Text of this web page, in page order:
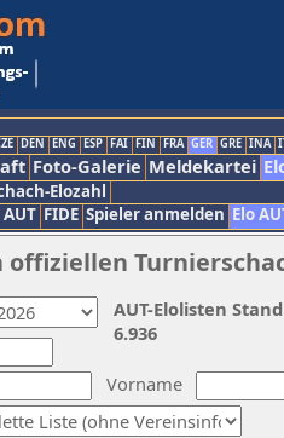
DEN ENG ESP FAI FIN FRA GER GRE INA
Foto-Galerie Meldekartei
Elozahl
FIDE Spieler anmelden Elo
Vorname
AUT-Elolisten
6.936